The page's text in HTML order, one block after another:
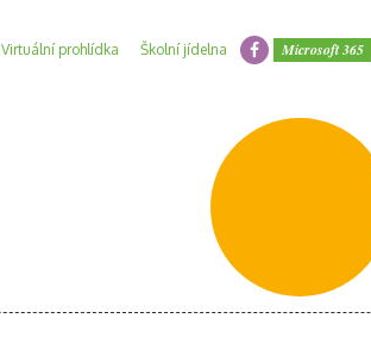
Virtuální prohlídka Školní jídelna Microsoft 365